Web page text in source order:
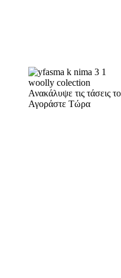
woolly colection
Ανακάλυψε τις τάσεις
Αγοράστε Τώρα